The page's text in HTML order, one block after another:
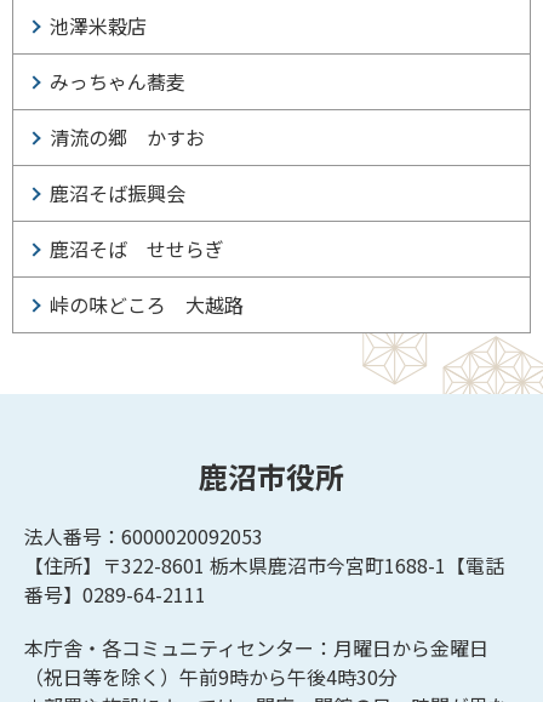
池澤米穀店
みっちゃん蕎麦
清流の郷 かすお
鹿沼そば振興会
鹿沼そば せせらぎ
峠の味どころ 大越路
鹿沼市役所
法人番号：6000020092053
【住所】〒322-8601 栃木県鹿沼市今宮町1688-1【電話
番号】0289-64-2111
本庁舎・各コミュニティセンター：月曜日から金曜日
（祝日等を除く）午前9時から午後4時30分